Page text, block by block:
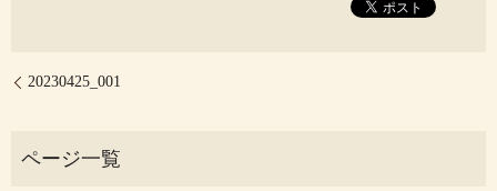
20230425_001